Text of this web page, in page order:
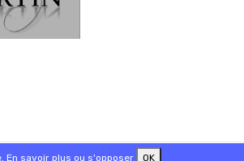
En savoir plus ou s'opposer OK